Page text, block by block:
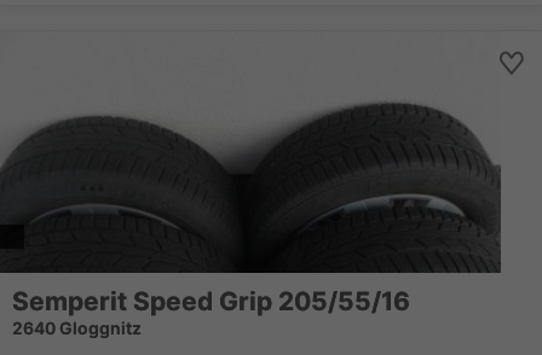
Semperit Speed Grip 205/55/16
2640 Gloggnitz